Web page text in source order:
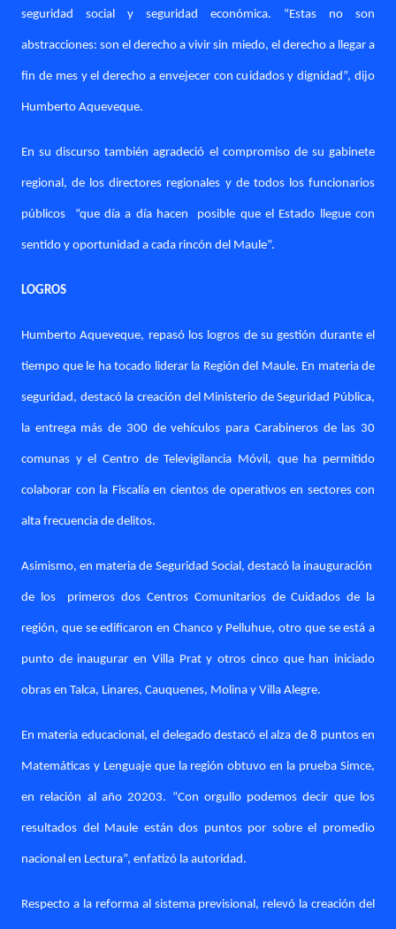
seguridad social y seguridad económica. “Estas no son
abstracciones: son el derecho a vivir sin miedo, el derecho a llegar a
fin de mes y el derecho a envejecer con cuidados y dignidad”, dijo
Humberto Aqueveque.
En su discurso también agradeció el compromiso de su gabinete
regional, de los directores regionales y de todos los funcionarios
públicos “que día a día hacen posible que el Estado llegue con
sentido y oportunidad a cada rincón del Maule”.
LOGROS
Humberto Aqueveque, repasó los logros de su gestión durante el
tiempo que le ha tocado liderar la Región del Maule. En materia de
seguridad, destacó la creación del Ministerio de Seguridad Pública,
la entrega más de 300 de vehículos para Carabineros de las 30
comunas y el Centro de Televigilancia Móvil, que ha permitido
colaborar con la Fiscalía en cientos de operativos en sectores con
alta frecuencia de delitos.
Asimismo, en materia de Seguridad Social, destacó la inauguración
de los primeros dos Centros Comunitarios de Cuidados de la
región, que se edificaron en Chanco y Pelluhue, otro que se está a
punto de inaugurar en Villa Prat y otros cinco que han iniciado
obras en Talca, Linares, Cauquenes, Molina y Villa Alegre.
En materia educacional, el delegado destacó el alza de 8 puntos en
Matemáticas y Lenguaje que la región obtuvo en la prueba Simce,
en relación al año 20203. “Con orgullo podemos decir que los
resultados del Maule están dos puntos por sobre el promedio
nacional en Lectura”, enfatizó la autoridad.
Respecto a la reforma al sistema previsional, relevó la creación del